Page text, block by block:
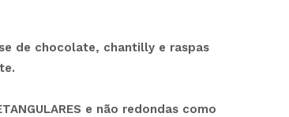
de chocolate, chantilly e raspas
e não redondas como